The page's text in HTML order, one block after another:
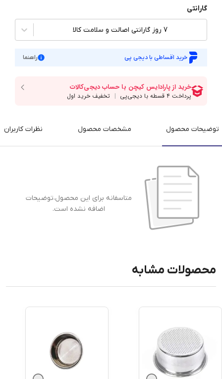
گارانتی
7 روز گارانتی اصالت و سلامت کالا
خرید اقساطی با دیجی پی راهنما
توضیحات محصول مشخصات محصول نظرات کاربران
متاسفانه برای این محصول،توضیحات
اضافه نشده است.
محصولات مشابه